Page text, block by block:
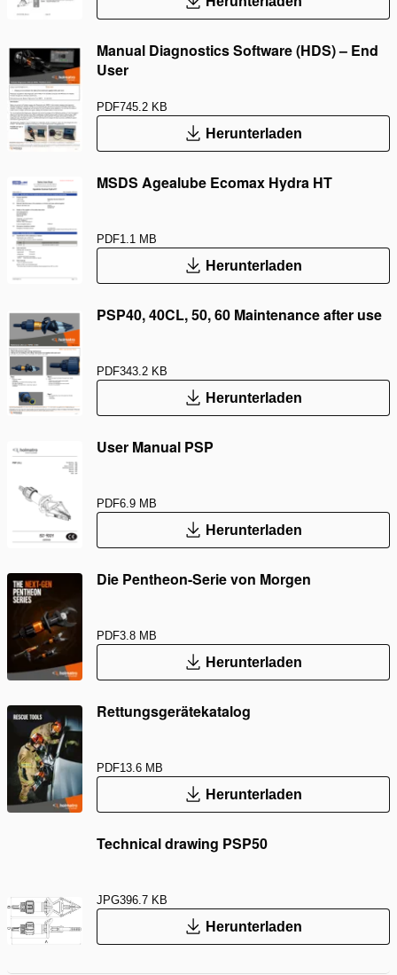
Manual Diagnostics Software (HDS) – End
User
PDF745.2 KB
Herunterladen
MSDS Agealube Ecomax Hydra HT
PDF1.1 MB
Herunterladen
PSP40, 40CL, 50, 60 Maintenance after use
PDF343.2 KB
Herunterladen
User Manual PSP
PDF6.9 MB
Herunterladen
Die Pentheon-Serie von Morgen
PDF3.8 MB
Herunterladen
Rettungsgerätekatalog
PDF13.6 MB
Herunterladen
Technical drawing PSP50
JPG396.7 KB
Herunterladen